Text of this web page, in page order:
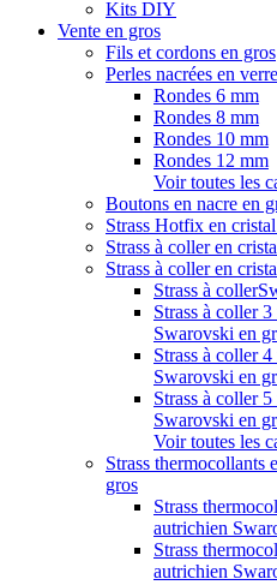
Kits DIY
Vente en gros
Fils et cordons en gros
Perles nacrées en
Rondes 6 mm
Rondes 8 mm
Rondes 10 mm
Rondes 12 mm
Voir toutes les
Boutons en nacre en
Strass Hotfix en
Strass à coller en
Strass à coller en
Strass à
Strass à coller
Swarovski en
Strass à coller
Swarovski en
Strass à coller
Swarovski en
Voir toutes les
Strass thermocollants
gros
Strass
autrichien
Strass
autrichien